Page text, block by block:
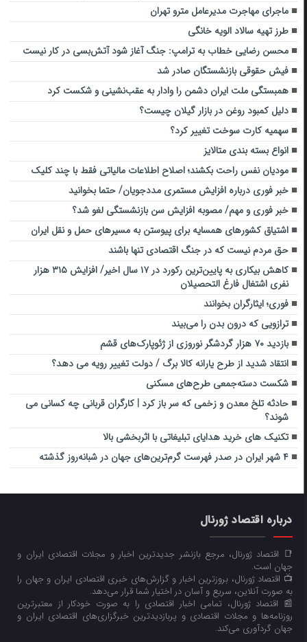
ماجرای مهاجرت مدیرعامل مترو تهران
طرز تهیه سالاد الویه خانگی
محسن رضایی خطاب به ترامپ: جنگ آغاز شود آتش‌بسی در کار نیست
فیش حقوقی بازنشستگان صادر شد
همبستگی ملت ایران دشمن را وادار به عقب‌نشینی و شکست کرد
دلیل کمبود روغن در بازار گیلان چیست؟
سهمیه کارت سوخت تغییر کرد؟
انواع بسته بندی متالایز
مودیان نفس راحت بکشند؛ اصلاح اطلاعات مالیاتی فقط با چند کلیک
خبر فوری درباره افزایش مستمری مددجویان/ حتما بخوانید
خبر فوری و مهم/ مصوبه افزایش سن بازنشستگی لغو شد؟
اشتیاق کشورهای همسایه برای پیوستن به مسیرهای حمل و نقل ایران
حق مردم نیست که در جنگ اقتصادی تنها باشند
کاهش بیکاری به پایین‌ترین رکورد در ۱۷ سال اخیر/ افزایش ۳۱۵ هزار
نفری اشتغال فارغ التحصیلان
فوری؛ ایثارگران بخوانند
ترازویی که درون بدن را می‌بیند
بازدید ‌۷۰ هزار گردشگر نوروزی از ژئوپارک‌های قشم
انتقاد شدید از طرح یارانه کالا برگ / دولت تغییر رویه می دهد؟
شکست دسته‌جمعی طرح‌های مسکنی
حادثه تلخ معدن و زخمی که سر باز کرد | کارگران قربانی چه کسانی می
شوند؟
تکنیک های خرید هدایای تبلیغاتی با اثربخشی بالا
۴ شهر ایران در صدر فهرست گرم‌ترین‌های جهان در شبانه‌روز گذشته
درباره اقتصاد ژورنال
📑 اقتصاد ژورنال، مرجع بازنشر جدیدترین اخبار و مجلات اقتصادی ایران و
جهان است.
📺 اقتصاد ژورنال، بروزترین اخبار و گزارش‌های خبری اقتصادی ایران و جهان را
به صورت آنلاین، سریع و آسان در اختیار شما قرار می‌‌دهد.
📰 اقتصاد ژورنال، تمامی اخبار اقتصادی را به صورت خودکار از معتبرترین
روزنامه‌ها و مجلات اقتصادی و پربازدیدترین خبرگزاری‌های اقتصادی ایران و
جهان گردآوری می‌کند.